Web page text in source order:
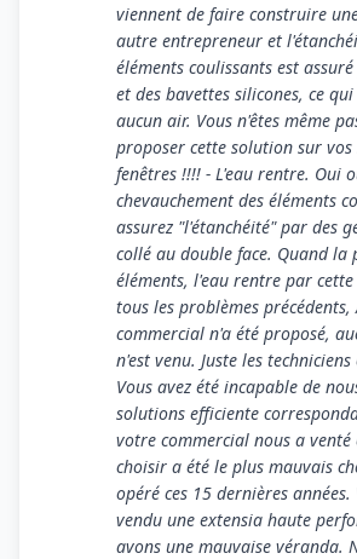
viennent de faire construire
autre entrepreneur et
éléments coulissants est
et des bavettes silicones, ce
aucun air. Vous n'êtes même
proposer cette solution sur vos
fenêtres !!!! - L'eau rentre. Oui
chevauchement des éléments
assurez "l'étanchéité" par des
collé au double face. Quand la
éléments, l'eau rentre par cette
tous les problèmes précédents,
commercial n'a été proposé,
n'est venu. Juste les
Vous avez été incapable de
solutions efficiente
votre commercial nous a venté
choisir a été le plus mauvais
opéré ces 15 dernières années.
vendu une extensia haute
avons une mauvaise véranda.